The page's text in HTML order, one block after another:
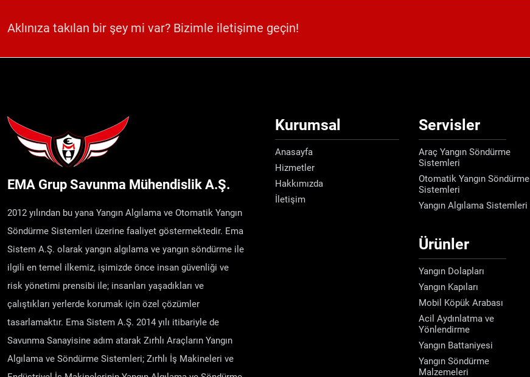
Aklınıza takılan bir şey mi var? Bizimle iletişime geçin!
EMA Grup Savunma Mühendislik A.Ş.
2012 yılından bu yana Yangın Algılama ve Otomatik Yangın
Söndürme Sistemleri üzerine faaliyet göstermektedir. Ema
Sistem A.Ş. olarak yangın algılama ve yangın söndürme ile
ilgili en temel ilkemiz, işimizde önce insan güvenliği ve
risk yönetimi prensibi ile; insanları yaşadıkları ve
çalıştıkları yerlerde korumak için özel çözümler
tasarlamaktır. Ema Sistem A.Ş. 2014 yılı itibariyle de
Savunma Sanayisine adım atarak Zırhlı Araçların Yangın
Algılama ve Söndürme Sistemleri; Zırhlı İş Makineleri ve
Kurumsal
Anasayfa
Hizmetler
Hakkımızda
İletişim
Servisler
Araç Yangın Söndürme
Sistemleri
Otomatik Yangın Söndürme
Sistemleri
Yangın Algılama Sistemleri
Ürünler
Yangın Dolapları
Yangın Kapıları
Mobil Köpük Arabası
Acil Aydınlatma ve
Yönlendirme
Yangın Battaniyesi
Yangın Söndürme
Malzemeleri